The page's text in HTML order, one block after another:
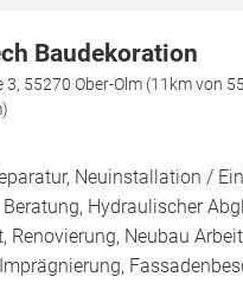
Baudekoration
3, 55270 Ober-Olm (11km von
Neuinstallation /
Hydraulischer
Renovierung, Neubau